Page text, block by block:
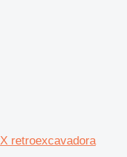
retroexcavadora